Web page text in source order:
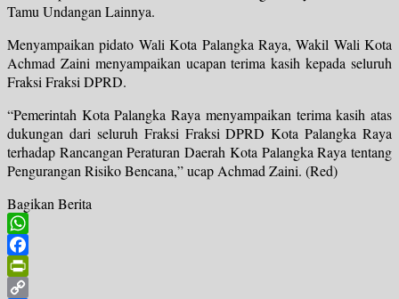
Tamu Undangan Lainnya.
Menyampaikan pidato Wali Kota Palangka Raya, Wakil Wali Kota
Achmad Zaini menyampaikan ucapan terima kasih kepada seluruh
Fraksi Fraksi DPRD.
“Pemerintah Kota Palangka Raya menyampaikan terima kasih atas
dukungan dari seluruh Fraksi Fraksi DPRD Kota Palangka Raya
terhadap Rancangan Peraturan Daerah Kota Palangka Raya tentang
Pengurangan Risiko Bencana,” ucap Achmad Zaini. (Red)
Bagikan Berita
WhatsApp
Facebook
PrintFriendly